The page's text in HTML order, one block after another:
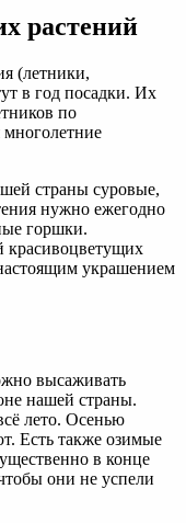
однолетних
растений
(летники,
в год посадки. Их
по
многолетние
страны суровые,
нужно ежегодно
горшки.
красивоцветущих
украшением
высаживать
нашей страны.
лето. Осенью
Есть также озимые
в конце
они не успели